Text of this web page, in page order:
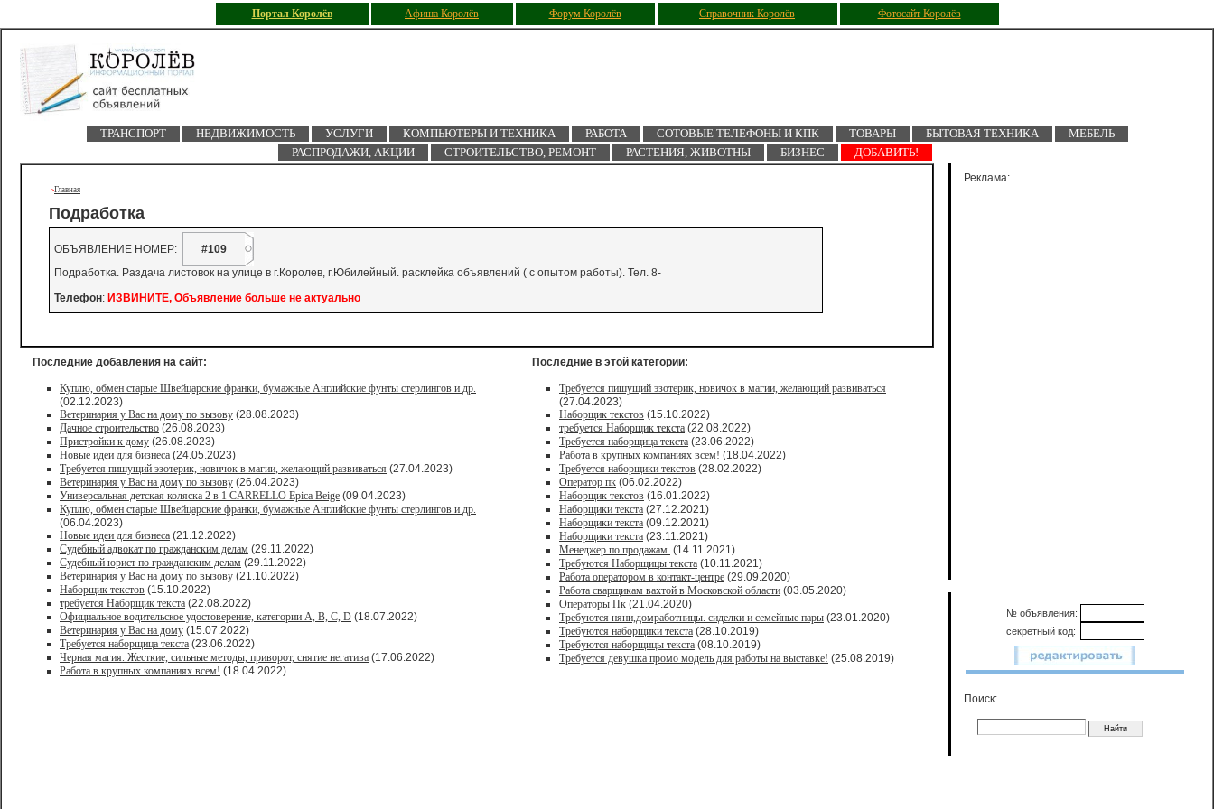
Портал Королёв Афиша Королёв Форум Королёв Справочник Королёв Фотосайт Королёв
ТРАНСПОРТ НЕДВИЖИМОСТЬ УСЛУГИ КОМПЬЮТЕРЫ И ТЕХНИКА РАБОТА СОТОВЫЕ ТЕЛЕФОНЫ И КПК ТОВАРЫ БЫТОВАЯ ТЕХНИКА
МЕБЕЛЬ
РАСПРОДАЖИ, АКЦИИ
СТРОИТЕЛЬСТВО, РЕМОНТ РАСТЕНИЯ, ЖИВОТНЫ БИЗНЕС ДОБАВИТЬ!
->Главная - -
Подработка
ОБЪЯВЛЕНИЕ НОМЕР:
#109
Подработка. Раздача листовок на улице в г.Королев, г.Юбилейный. расклейка объявлений ( с опытом работы). Тел. 8-
Телефон: ИЗВИНИТЕ, Объявление больше не актуально
Последние добавления на сайт:
Куплю, обмен старые Швейцарские франки, бумажные Английские фунты стерлингов и др.
(02.12.2023)
Ветеринария у Вас на дому по вызову (28.08.2023)
Дачное строительство (26.08.2023)
Пристройки к дому (26.08.2023)
Новые идеи для бизнеса (24.05.2023)
Требуется пишущий эзотерик, новичок в магии, желающий развиваться (27.04.2023)
Ветеринария у Вас на дому по вызову (26.04.2023)
Универсальная детская коляска 2 в 1 CARRELLO Epica Beige (09.04.2023)
Куплю, обмен старые Швейцарские франки, бумажные Английские фунты стерлингов и др.
(06.04.2023)
Новые идеи для бизнеса (21.12.2022)
Судебный адвокат по гражданским делам (29.11.2022)
Судебный юрист по гражданским делам (29.11.2022)
Ветеринария у Вас на дому по вызову (21.10.2022)
Наборщик текстов (15.10.2022)
требуется Наборщик текста (22.08.2022)
Официальное водительское удостоверение, категории A, B, C, D (18.07.2022)
Ветеринария у Вас на дому (15.07.2022)
Требуется наборщица текста (23.06.2022)
Черная магия. Жесткие, сильные методы, приворот, снятие негатива (17.06.2022)
Работа в крупных компаниях всем! (18.04.2022)
Последние в этой категории:
Требуется пишущий эзотерик, новичок в магии, желающий развиваться
(27.04.2023)
Наборщик текстов (15.10.2022)
требуется Наборщик текста (22.08.2022)
Требуется наборщица текста (23.06.2022)
Работа в крупных компаниях всем! (18.04.2022)
Требуется наборщики текстов (28.02.2022)
Оператор пк (06.02.2022)
Наборщик текстов (16.01.2022)
Наборщики текста (27.12.2021)
Наборщики текста (09.12.2021)
Наборщики текста (23.11.2021)
Менеджер по продажам. (14.11.2021)
Требуются Наборщицы текста (10.11.2021)
Работа оператором в контакт-центре (29.09.2020)
Работа сварщикам вахтой в Московской области (03.05.2020)
Операторы Пк (21.04.2020)
Требуются няни,домработницы. сиделки и семейные пары (23.01.2020)
Требуются наборщики текста (28.10.2019)
Требуются наборщицы текста (08.10.2019)
Требуется девушка промо модель для работы на выставке! (25.08.2019)
Реклама:
№ объявления:
секретный код:
Поиск: